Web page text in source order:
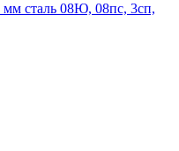
сталь 08Ю, 08пс, 3сп,